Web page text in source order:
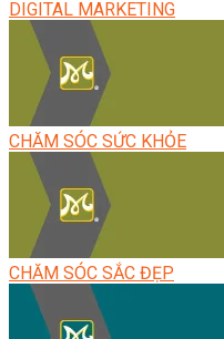
DIGITAL MARKETING
CHĂM SÓC SỨC KHỎE
CHĂM SÓC SẮC ĐẸP